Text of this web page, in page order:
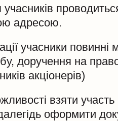
адресою.
учасники повинні
доручення на
акціонерів)
взяти участь
оформити